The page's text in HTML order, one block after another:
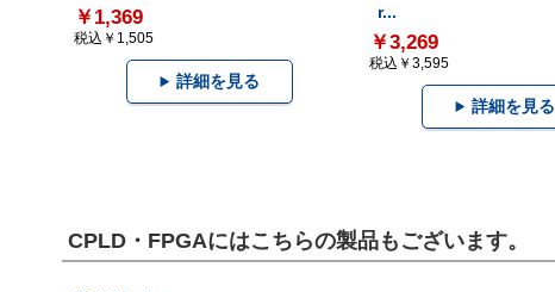
￥1,369
税込￥1,505
詳細を見る
r...
￥3,269
税込￥3,595
詳細を見る
CPLD・FPGAにはこちらの製品もございます。